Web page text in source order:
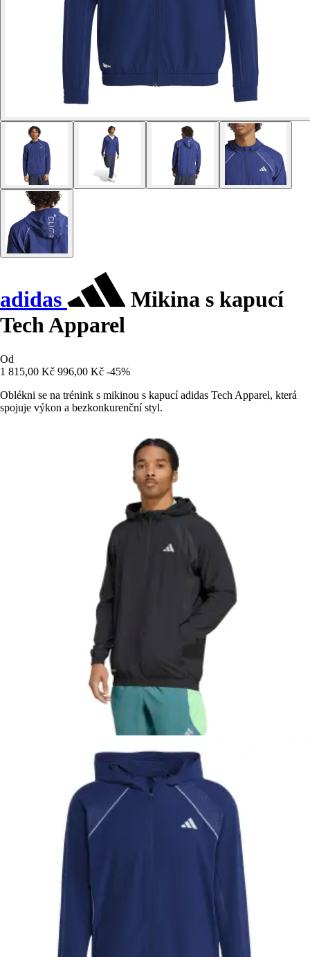
adidas
Mikina s kapucí
Tech Apparel
Od
1 815,00 Kč 996,00 Kč -45%
Oblékni se na trénink s mikinou s kapucí adidas Tech Apparel, která
spojuje výkon a bezkonkurenční styl.